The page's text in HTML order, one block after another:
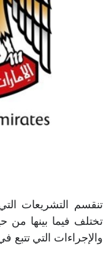
تنقسم التشريعات
تختلف فيما بينها من
والإجراءات التي تتبع